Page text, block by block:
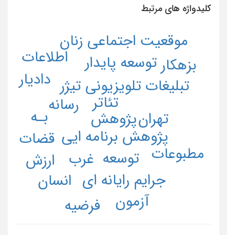
کلیدواژه های مرتبط
پژوهش
پژوهش برنامه ایی
تئاتر
تبلیغات تلویزیونی تیژر
تهران
توسعه
توسعه پایدار
جرایم رایانه ای
رسانه
غرب
قضات
مطبوعات
موقعیت اجتماعی زنان
آزمون
ارزش
اطلاعات
انسان
بزهکار
بـه
دادیار
فرضیه